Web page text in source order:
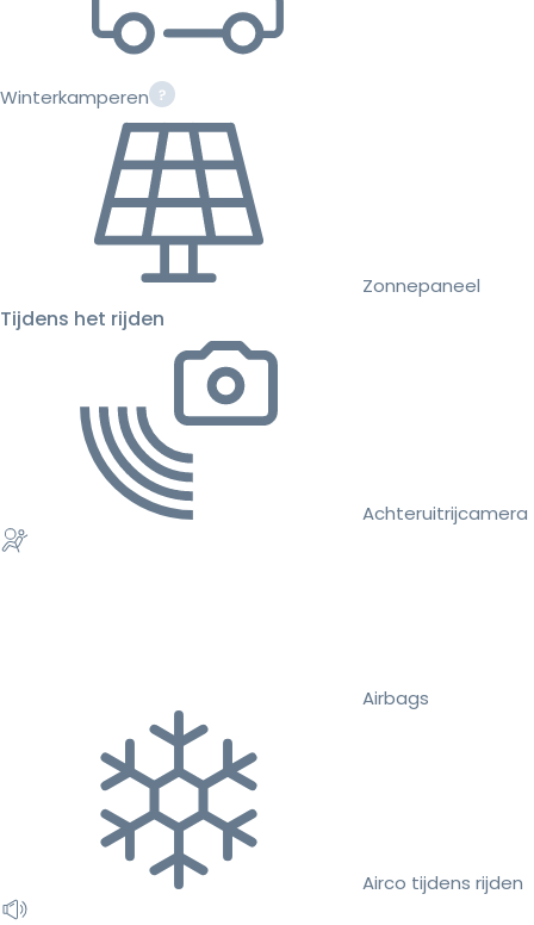
Winterkamperen
Zonnepaneel
Tijdens het rijden
Achteruitrijcamera
Airbags
Airco tijdens rijden